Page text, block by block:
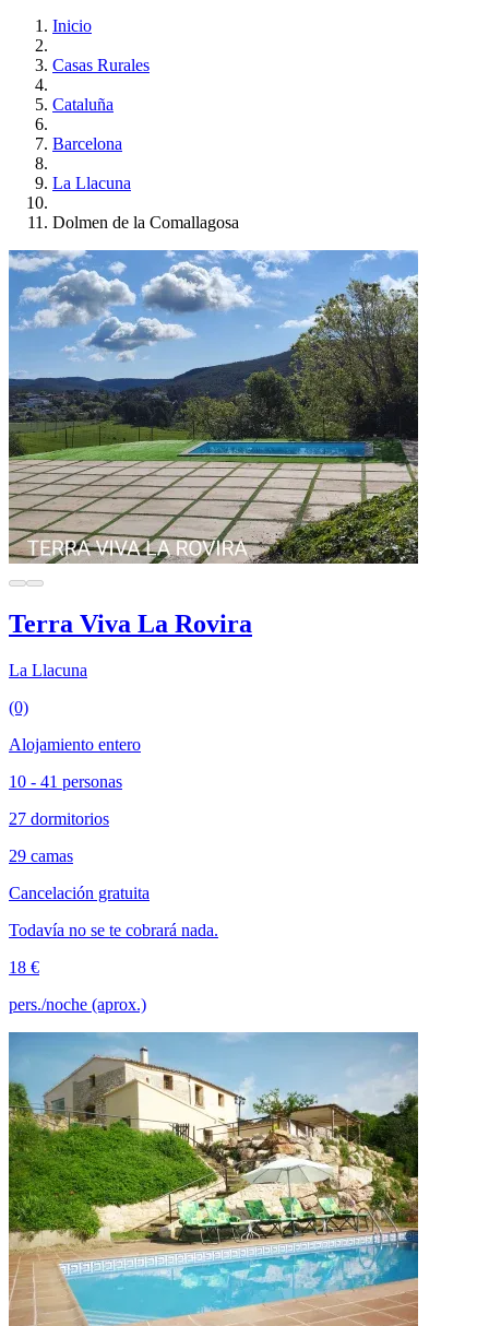
Inicio
Casas Rurales
Cataluña
Barcelona
La Llacuna
Dolmen de la Comallagosa
Terra Viva La Rovira
La Llacuna
(0)
Alojamiento entero
10 - 41 personas
27 dormitorios
29 camas
Cancelación gratuita
Todavía no se te cobrará nada.
18 €
pers./noche (aprox.)